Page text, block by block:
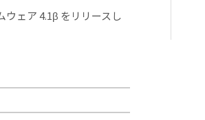
ウェア 4.1β をリリースし